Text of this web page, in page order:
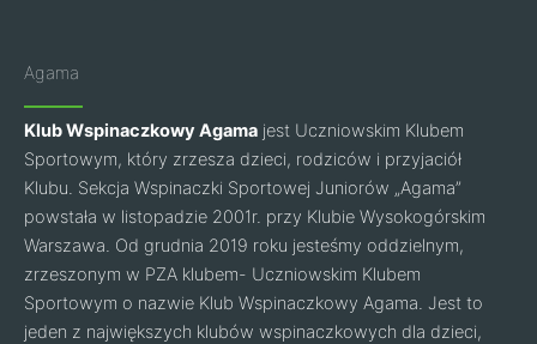
Agama
Klub Wspinaczkowy Agama jest Uczniowskim Klubem
Sportowym, który zrzesza dzieci, rodziców i przyjaciół
Klubu. Sekcja Wspinaczki Sportowej Juniorów „Agama”
powstała w listopadzie 2001r. przy Klubie Wysokogórskim
Warszawa. Od grudnia 2019 roku jesteśmy oddzielnym,
zrzeszonym w PZA klubem- Uczniowskim Klubem
Sportowym o nazwie Klub Wspinaczkowy Agama. Jest to
jeden z największych klubów wspinaczkowych dla dzieci,